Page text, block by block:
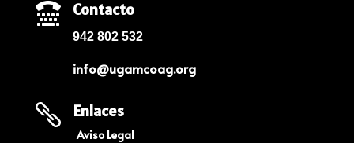
 Contacto
942 802 532
info@ugamcoag.org
 Enlaces
Aviso Legal